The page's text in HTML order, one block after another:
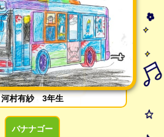
河村有紗 3年生
バナナゴー